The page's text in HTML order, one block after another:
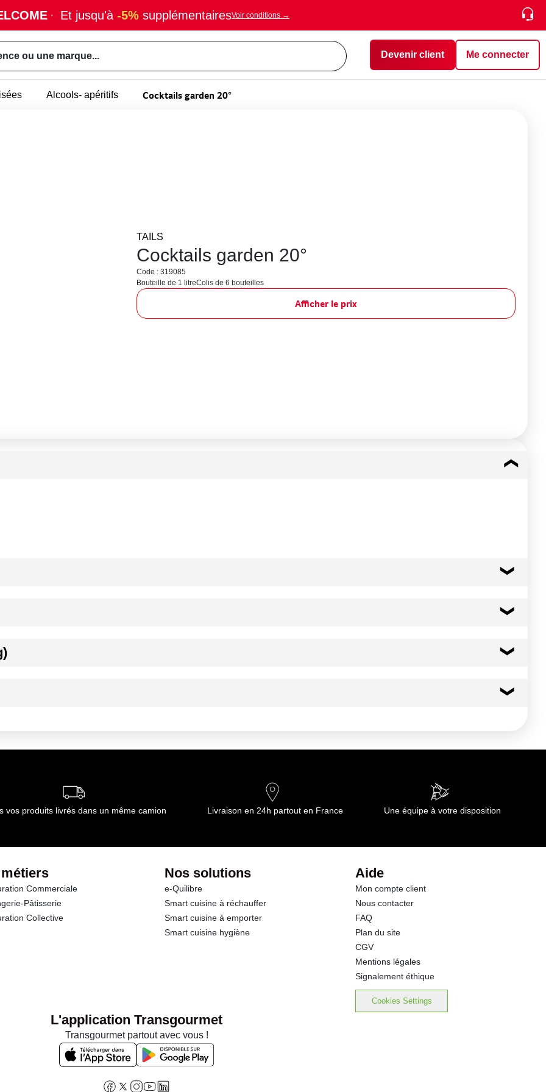
· Et jusqu'à -5% supplémentairesVoir conditions →
ou une marque... Devenir client Me connecter
Alcools- apéritifs Cocktails garden 20°
TAILS
Cocktails garden 20°
Code : 319085
Bouteille de 1 litreColis de 6 bouteilles
Afficher le prix
de Transgourmet Opérations
vos produits livrés dans un même camion Livraison en 24h partout en France Une équipe à votre disposition
Commerciale
Pâtisserie
Collective
Nos solutions
e-Quilibre
Smart cuisine à réchauffer
Smart cuisine à emporter
Smart cuisine hygiène
Aide
Mon compte client
Nous contacter
FAQ
Plan du site
CGV
Mentions légales
Signalement éthique
Cookies Settings
L'application Transgourmet
Transgourmet partout avec vous !